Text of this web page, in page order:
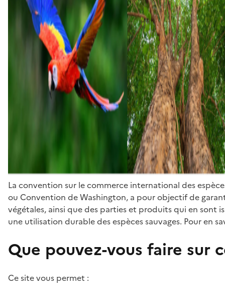
La convention sur le commerce international des
ou Convention de Washington, a pour objectif de
végétales, ainsi que des parties et produits qui en sont
une utilisation durable des espèces sauvages. Pour en
Que pouvez-vous faire sur
Ce site vous permet :